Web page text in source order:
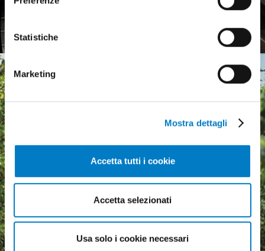
Statistiche
Marketing
Mostra dettagli
Accetta tutti i cookie
Accetta selezionati
Usa solo i cookie necessari
mercato europeo debole